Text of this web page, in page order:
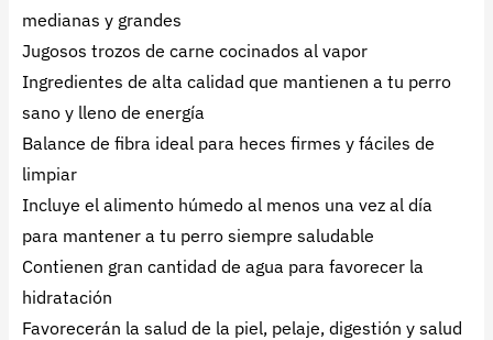
medianas y grandes
Jugosos trozos de carne cocinados al vapor
Ingredientes de alta calidad que mantienen a tu perro
sano y lleno de energía
Balance de fibra ideal para heces firmes y fáciles de
limpiar
Incluye el alimento húmedo al menos una vez al día
para mantener a tu perro siempre saludable
Contienen gran cantidad de agua para favorecer la
hidratación
Favorecerán la salud de la piel, pelaje, digestión y salud